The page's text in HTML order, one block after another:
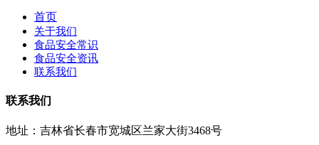
首页
关于我们
食品安全常识
食品安全资讯
联系我们
联系我们
地址：吉林省长春市宽城区兰家大街3468号